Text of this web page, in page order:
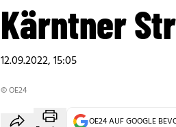
Kärntner
12.09.2022, 15:05
© OE24
OE24 AUF GOOGLE